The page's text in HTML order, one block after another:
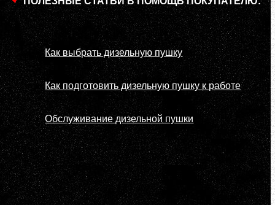
Как выбрать дизельную пушку
Как подготовить дизельную пушку к работе
Обслуживание дизельной пушки